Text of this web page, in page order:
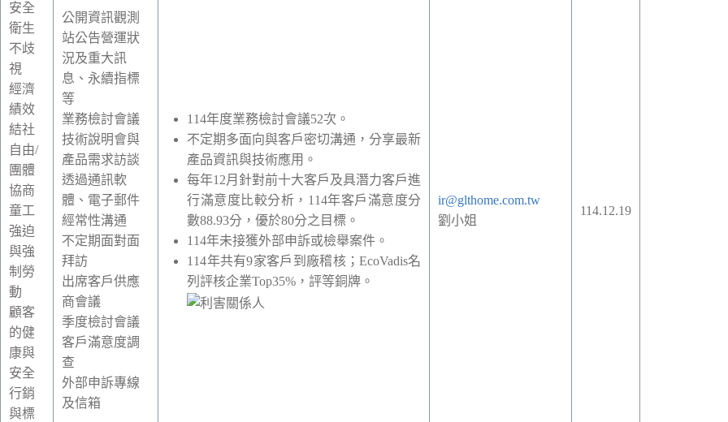
安全
衛生
不歧
視
經濟
績效
結社
自由/
團體
協商
童工
強迫
與強
制勞
動
顧客
的健
康與
安全
行銷
與標
公開資訊觀測
站公告營運狀
況及重大訊
息、永續指標
等
業務檢討會議
技術說明會與
產品需求訪談
透過通訊軟
體、電子郵件
經常性溝通
不定期面對面
拜訪
出席客戶供應
商會議
季度檢討會議
客戶滿意度調
查
外部申訴專線
及信箱
114年度業務檢討會議52次。
不定期多面向與客戶密切溝通，分享最新
產品資訊與技術應用。
每年12月針對前十大客戶及具潛力客戶進
行滿意度比較分析， 114年客戶滿意度分
數88.93分，優於80分之目標。
114年未接獲外部申訴或檢舉案件。
114年共有9家客戶到廠稽核； EcoVadis名
列評核企業Top35% ，評等銅牌。
ir@glthome.com.tw
劉小姐
114.12.19